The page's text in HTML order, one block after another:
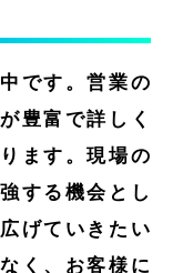
です。営業の
豊富で詳しく
ます。現場の
する機会とし
げていきたい
く、お客様に